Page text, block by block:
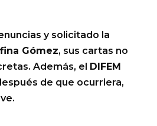
y solicitado la
Gómez, sus cartas no
Además, el DIFEM
de que ocurriera,